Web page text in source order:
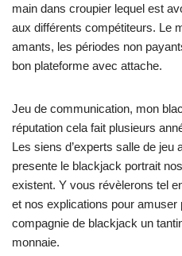
main dans croupier lequel est
aux différents compétiteurs. Le
amants, les périodes non
bon plateforme avec attache.
Jeu de communication, mon
réputation cela fait plusieurs
Les siens d’experts salle de jeu
presente le blackjack portrait
existent. Y vous révèlerons tel
et nos explications pour
compagnie de blackjack un
monnaie.